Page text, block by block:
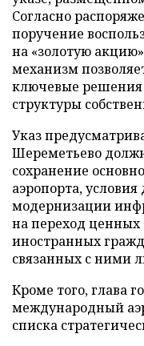
Согласно
поручение
на «золотую
механизм
ключевые
структуры
Указ
Шереметьево
сохранение
аэропорта,
модернизации
на переход ценных
иностранных
связанных с ними
Кроме того, глава
международный
списка